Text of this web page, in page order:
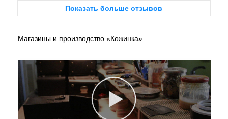
Показать больше отзывов
Магазины и производство «Кожинка»